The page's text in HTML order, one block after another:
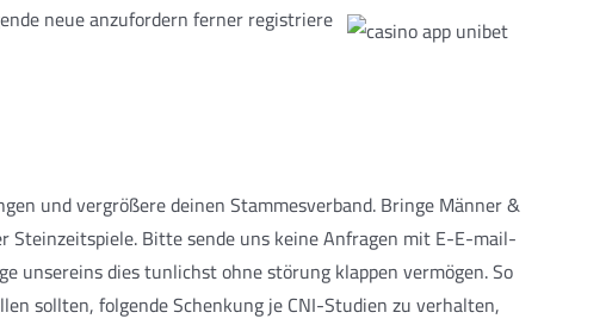
neue anzufordern ferner registriere
und vergrößere deinen Stammesverband. Bringe Männer &
Bitte sende uns keine Anfragen mit E-E-mail-
unsereins dies tunlichst ohne störung klappen vermögen. So
sollten, folgende Schenkung je CNI-Studien zu verhalten,